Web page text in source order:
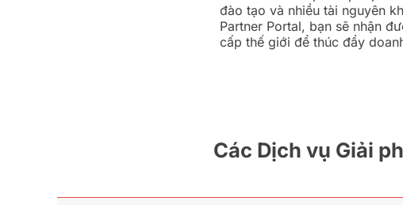
đào tạo và nhiều tài nguyên
Partner Portal, bạn sẽ nhận
cấp thế giới để thúc đẩy
Các Dịch vụ Giải